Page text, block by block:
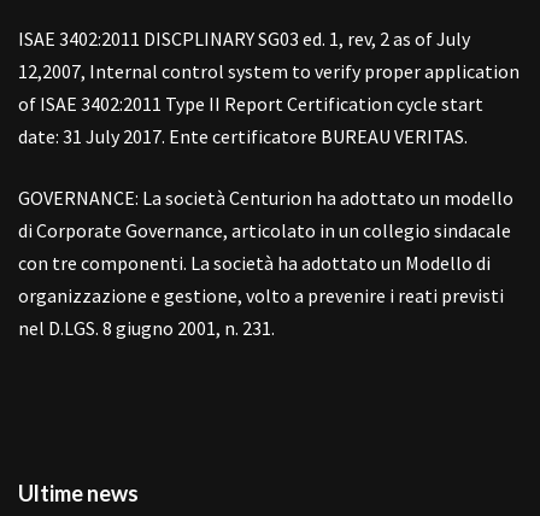
ISAE 3402:2011 DISCPLINARY SG03 ed. 1, rev, 2 as of July
12,2007, Internal control system to verify proper application
of ISAE 3402:2011 Type II Report Certification cycle start
date: 31 July 2017. Ente certificatore BUREAU VERITAS.
GOVERNANCE: La società Centurion ha adottato un modello
di Corporate Governance, articolato in un collegio sindacale
con tre componenti. La società ha adottato un Modello di
organizzazione e gestione, volto a prevenire i reati previsti
nel D.LGS. 8 giugno 2001, n. 231.
Ultime news